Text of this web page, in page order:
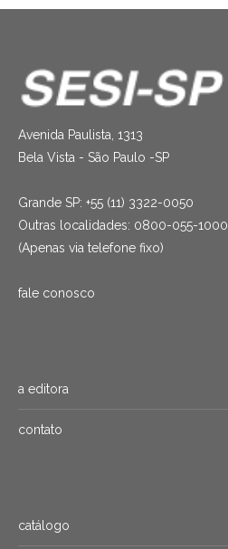
Avenida Paulista, 1313
Bela Vista - São Paulo -SP
Grande SP: +55 (11) 3322-0050
Outras localidades: 0800-055-1000
(Apenas via telefone fixo)
fale conosco
a editora
contato
catálogo